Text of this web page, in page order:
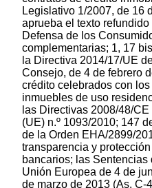
Legislativo 1/2007, de 16
aprueba el texto
Defensa de los
complementarias; 1, 17
la Directiva 2014/17/UE
Consejo, de 4 de febrero
crédito celebrados con
inmuebles de uso
las Directivas 2008/48/
(UE) n.º 1093/2010; 147
de la Orden EHA/2899/
transparencia y
bancarios; las
Unión Europea de 4 de
de marzo de 2013 (As. C-